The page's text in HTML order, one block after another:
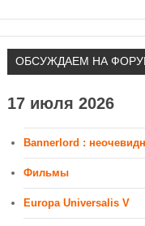
ОБСУЖДАЕМ НА
17 июля 2026
Bannerlord :
Фильмы
Europa Universalis V